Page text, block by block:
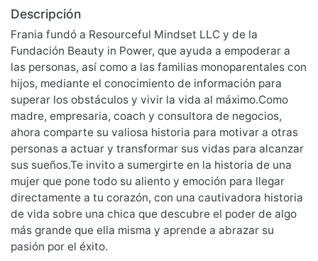
Descripción
Frania fundó a Resourceful Mindset LLC y de la
Fundación Beauty in Power, que ayuda a empoderar a
las personas, así como a las familias monoparentales con
hijos, mediante el conocimiento de información para
superar los obstáculos y vivir la vida al máximo.Como
madre, empresaria, coach y consultora de negocios,
ahora comparte su valiosa historia para motivar a otras
personas a actuar y transformar sus vidas para alcanzar
sus sueños.Te invito a sumergirte en la historia de una
mujer que pone todo su aliento y emoción para llegar
directamente a tu corazón, con una cautivadora historia
de vida sobre una chica que descubre el poder de algo
más grande que ella misma y aprende a abrazar su
pasión por el éxito.